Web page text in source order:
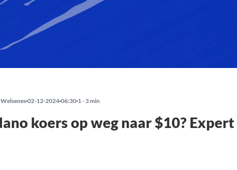
02-12-2024 06:30 1 - 3 min
koers op weg naar $10?